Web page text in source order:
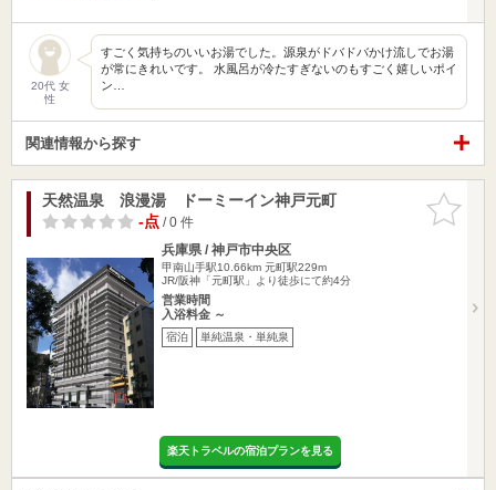
20代 女
性
すごく気持ちのいいお湯でした。源泉がドバドバかけ流しでお湯
が常にきれいです。 水風呂が冷たすぎないのもすごく嬉しいポイ
ン…
関連情報から探す
お気に入
りに追加
天然温泉 浪漫湯 ドーミーイン神戸元町
-点/ 0 件
兵庫県 / 神戸市中央区
甲南山手駅10.66km 元町駅229m
JR/阪神「元町駅」より徒歩にて約4分
営業時間
入浴料金 ～
宿泊 単純温泉・単純泉
楽天トラベルの宿泊プランを見る